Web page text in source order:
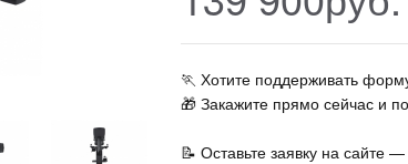
🏃‍ Хотите поддерживать
🎁 Закажите прямо сейчас и
📝 Оставьте заявку на сайте